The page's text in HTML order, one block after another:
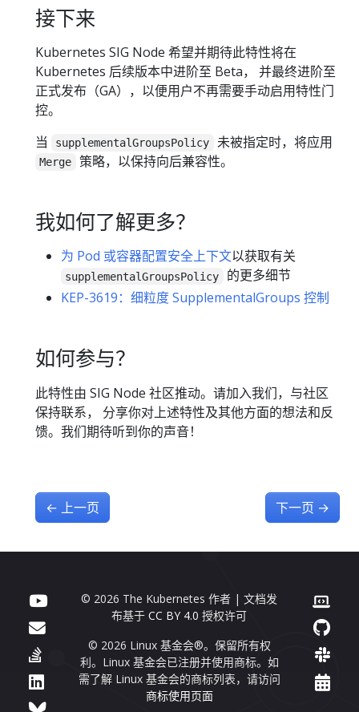
接下来
Kubernetes SIG Node 希望并期待此特性将在
Kubernetes 后续版本中进阶至 Beta， 并最终进阶至
正式发布（GA），以便用户不再需要手动启用特性门
控。
当
supplementalGroupsPolicy 未被指定时，将应用
Merge 策略，以保持向后兼容性。
我如何了解更多？
为 Pod 或容器配置安全上下文以获取有关
supplementalGroupsPolicy
的更多细节
KEP-3619：细粒度 SupplementalGroups 控制
如何参与？
此特性由 SIG Node 社区推动。请加入我们，与社区
保持联系， 分享你对上述特性及其他方面的想法和反
馈。我们期待听到你的声音！
← 上一页 下一页 →
© 2026 The Kubernetes 作者 | 文档发
布基于CC BY 4.0 授权许可
© 2026 Linux 基金会®。保留所有权
利。Linux 基金会已注册并使用商标。如
需了解 Linux 基金会的商标列表，请访问
商标使用页面